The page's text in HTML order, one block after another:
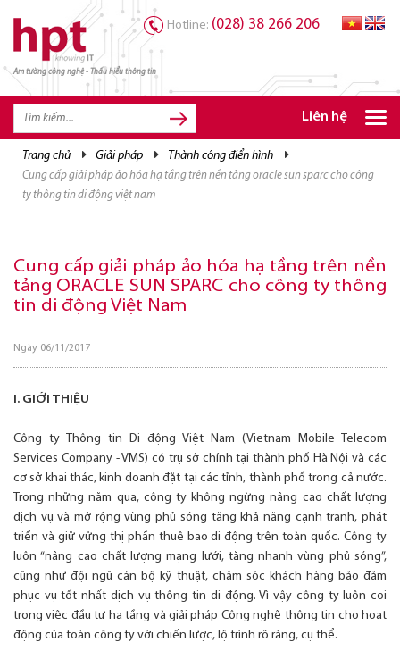
Am tường công nghệ - Thấu hiểu thông tin
Hotline: (028) 38 266 206
Liên hệ
trang chủ giải pháp thành công điển hình
cung cấp giải pháp ảo hóa hạ tầng trên nền tảng oracle sun sparc cho công
ty thông tin di động việt nam
Cung cấp giải pháp ảo hóa hạ tầng trên nền
tảng ORACLE SUN SPARC cho công ty thông
tin di động Việt Nam
Ngày 06/11/2017
I. GIỚI THIỆU
Công ty Thông tin Di động Việt Nam (Vietnam Mobile Telecom
Services Company - VMS) có trụ sở chính tại thành phố Hà Nội và các
cơ sở khai thác, kinh doanh đặt tại các tỉnh, thành phố trong cả nước.
Trong những năm qua, công ty không ngừng nâng cao chất lượng
dịch vụ và mở rộng vùng phủ sóng tăng khả năng cạnh tranh, phát
triển và giữ vững thị phần thuê bao di động trên toàn quốc. Công ty
luôn “nâng cao chất lượng mạng lưới, tăng nhanh vùng phủ sóng”,
cũng như đội ngũ cán bộ kỹ thuật, chăm sóc khách hàng bảo đảm
phục vụ tốt nhất dịch vụ thông tin di động. Vì vậy công ty luôn coi
trọng việc đầu tư hạ tầng và giải pháp Công nghệ thông tin cho hoạt
động của toàn công ty với chiến lược, lộ trình rõ ràng, cụ thể.
TRANG CHỦ
TRANG CHỦ
GIẢI PHÁP
CƠ HỘI NGHỀ NGHIỆP